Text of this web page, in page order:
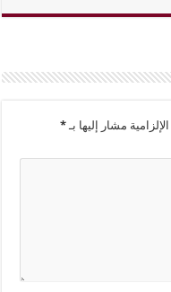
مشار إليها بـ*